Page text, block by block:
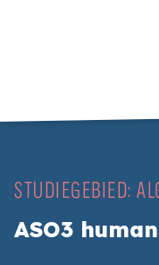
STUDIEGEBIED:
ASO3